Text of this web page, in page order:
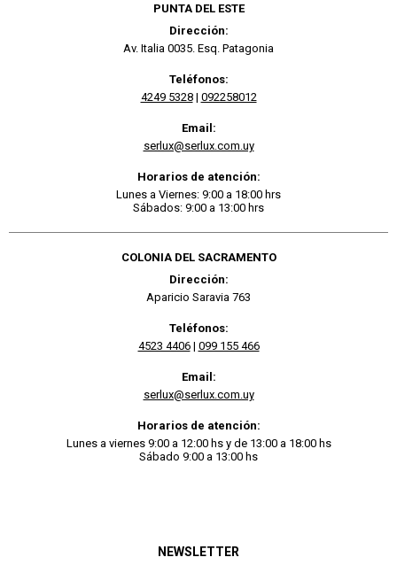
NEWSLETTER
PUNTA DEL ESTE
Dirección:
Av. Italia 0035. Esq. Patagonia
Teléfonos:
4249 5328| 092258012
Email:
serlux@serlux.com.uy
Horarios de atención:
Lunes a Viernes: 9:00 a 18:00 hrs
Sábados: 9:00 a 13:00 hrs
COLONIA DEL SACRAMENTO
Dirección:
Aparicio Saravia 763
Teléfonos:
4523 4406| 099 155 466
Email:
serlux@serlux.com.uy
Horarios de atención:
Lunes a viernes 9:00 a 12:00 hs y de 13:00 a 18:00 hs
Sábado 9:00 a 13:00 hs